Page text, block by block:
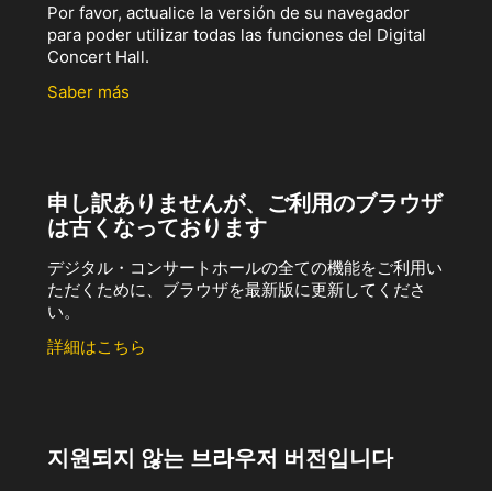
Por favor, actualice la versión de su navegador
para poder utilizar todas las funciones del Digital
Concert Hall.
Saber más
申し訳ありませんが、ご利用のブラウザ
は古くなっております
デジタル・コンサートホールの全ての機能をご利用い
ただくために、ブラウザを最新版に更新してくださ
い。
詳細はこちら
지원되지 않는 브라우저 버전입니다